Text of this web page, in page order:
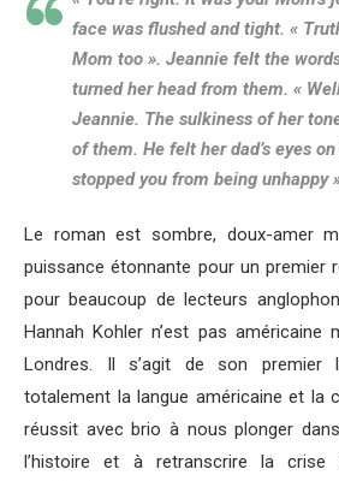
face was flushed and tight. «
Mom too ». Jeannie felt the
turned her head from them. «
Jeannie. The sulkiness of her
of them. He felt her dad’s eyes
stopped you from being unhappy
Le roman est sombre, doux-amer
puissance étonnante pour un premier
pour beaucoup de lecteurs
Hannah Kohler n’est pas américaine
Londres. Il s’agit de son premier
totalement la langue américaine et la
réussit avec brio à nous plonger
l’histoire et à retranscrire la crise